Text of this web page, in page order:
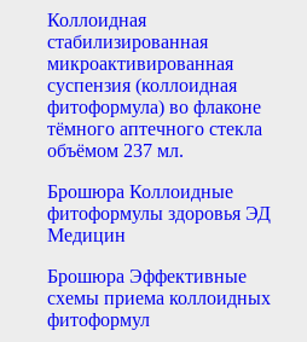
Коллоидная
стабилизированная
микроактивированная
суспензия (коллоидная
фитоформула) во флаконе
тёмного аптечного стекла
объёмом 237 мл.
Брошюра Коллоидные
фитоформулы здоровья ЭД
Медицин
Брошюра Эффективные
схемы приема коллоидных
фитоформул